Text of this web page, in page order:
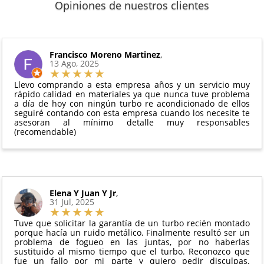
disponibilidad del producto.
(excepto los indicados a continuación).
6 meses de garantía
y compresores de aire acondicionado.
Todas nuestras garantías cumplen con la legislación
vigente. Consulta nuestras
para más información.
pedido.
14 días naturales desde la fecha de entrega.
El productono debe haber sido montado ni
manipulado
Debe devolverse en su
perfectas condiciones
Opiniones de nuestros clientes
Francisco Moreno Martinez,
13 Ago, 2025
Llevo comprando a esta empresa años y un servicio muy
rápido calidad en materiales ya que nunca tuve problema
a día de hoy con ningún turbo re acondicionado de ellos
seguiré contando con esta empresa cuando los necesite te
asesoran al mínimo detalle muy responsables
(recomendable)
Elena Y Juan Y Jr,
31 Jul, 2025
Tuve que solicitar la garantía de un turbo recién montado
porque hacía un ruido metálico. Finalmente resultó ser un
problema de fogueo en las juntas, por no haberlas
sustituido al mismo tiempo que el turbo. Reconozco que
fue un fallo por mi parte y quiero pedir disculpas.